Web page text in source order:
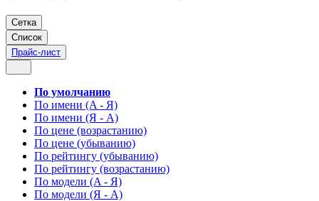
Сетка
Список
Прайс-лист
По умолчанию
По имени (A - Я)
По имени (Я - A)
По цене (возрастанию)
По цене (убыванию)
По рейтингу (убыванию)
По рейтингу (возрастанию)
По модели (A - Я)
По модели (Я - A)